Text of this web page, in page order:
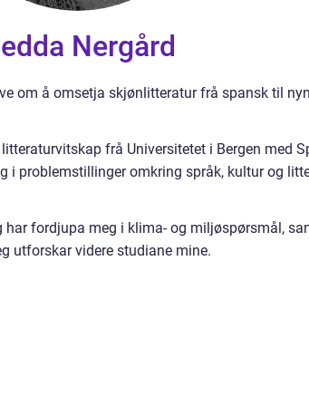
Nergård
om å omsetja skjønlitteratur frå spansk til
frå Universitetet i Bergen med
i problemstillinger omkring språk, kultur og
fordjupa meg i klima- og miljøspørsmål,
utforskar videre studiane mine.